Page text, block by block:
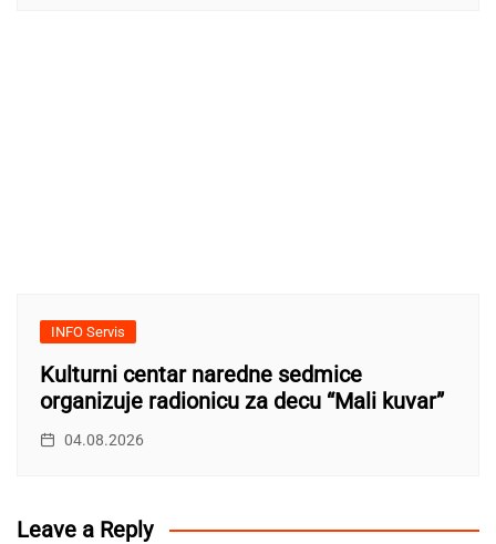
INFO Servis
Kulturni centar naredne sedmice
organizuje radionicu za decu “Mali kuvar”
04.08.2026
Leave a Reply